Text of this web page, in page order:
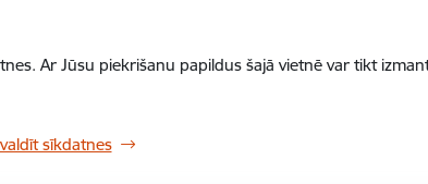
Ar Jūsu piekrišanu papildus šajā vietnē var tikt
sīkdatnes